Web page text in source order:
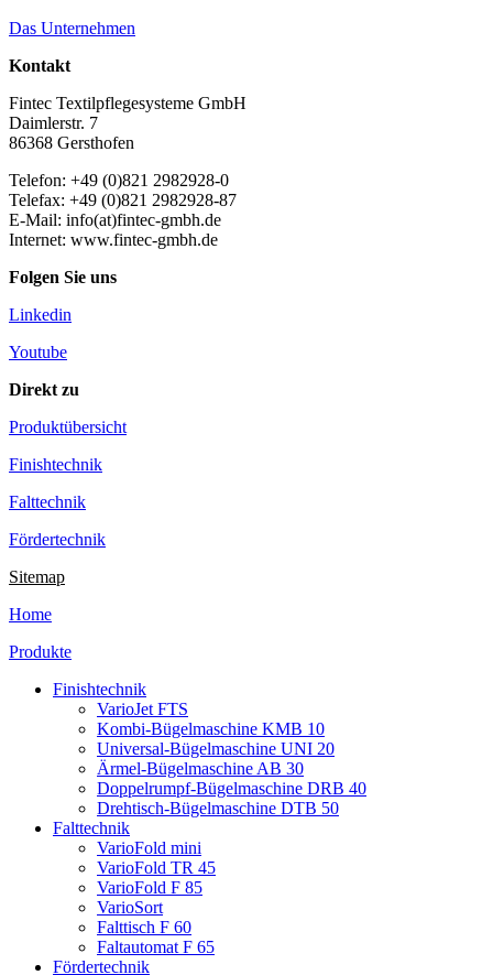
Das Unternehmen
Kontakt
Fintec Textilpflegesysteme GmbH
Daimlerstr. 7
86368 Gersthofen
Telefon: +49 (0)821 2982928-0
Telefax: +49 (0)821 2982928-87
E-Mail: info(at)fintec-gmbh.de
Internet: www.fintec-gmbh.de
Folgen Sie uns
Linkedin
Youtube
Direkt zu
Produktübersicht
Finishtechnik
Falttechnik
Fördertechnik
Sitemap
Home
Produkte
Finishtechnik
VarioJet FTS
Kombi-Bügelmaschine KMB 10
Universal-Bügelmaschine UNI 20
Ärmel-Bügelmaschine AB 30
Doppelrumpf-Bügelmaschine DRB 40
Drehtisch-Bügelmaschine DTB 50
Falttechnik
VarioFold mini
VarioFold TR 45
VarioFold F 85
VarioSort
Falttisch F 60
Faltautomat F 65
Fördertechnik